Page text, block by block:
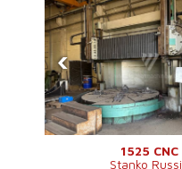
‹
1525 CNC
Stanko